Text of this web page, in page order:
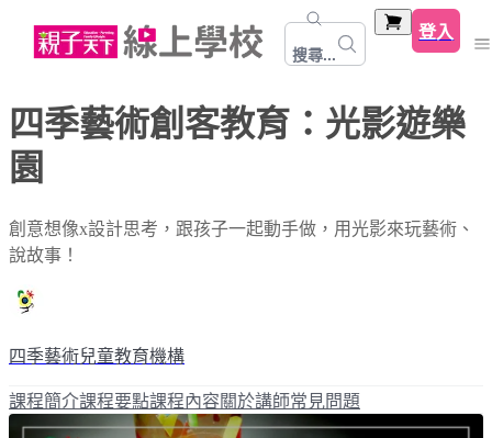
搜尋...
登入
四季藝術創客教育：光影遊樂
園
創意想像x設計思考，跟孩子一起動手做，用光影來玩藝術、
說故事！
四季藝術兒童教育機構
課程簡介課程要點課程內容關於講師常見問題